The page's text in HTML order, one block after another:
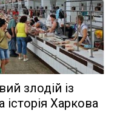
злодій із
історія Харкова